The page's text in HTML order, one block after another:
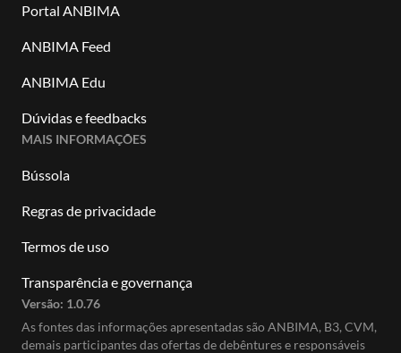
Portal ANBIMA
ANBIMA Feed
ANBIMA Edu
Dúvidas e feedbacks
MAIS INFORMAÇÕES
Bússola
Regras de privacidade
Termos de uso
Transparência e governança
Versão: 1.0.76
As fontes das informações apresentadas são ANBIMA, B3, CVM,
demais participantes das ofertas de debêntures e responsáveis